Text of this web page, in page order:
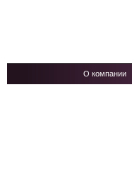
О компании